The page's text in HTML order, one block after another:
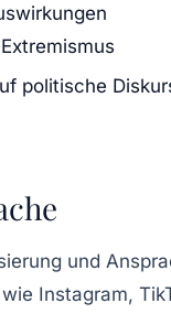
politische
und
Instagram,